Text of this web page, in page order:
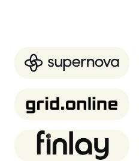
Supernova.io
Grid.online
Finlay